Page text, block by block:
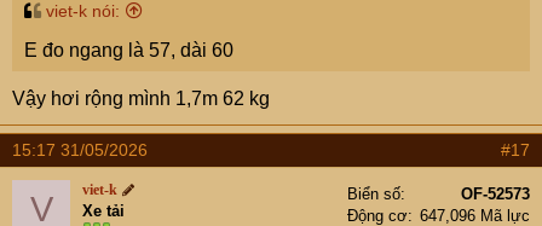
viet-k nói:
E đo ngang là 57, dài 60
Vậy hơi rộng mình 1,7m 62 kg
15:17 31/05/2026 #17
V viet-k
Xe tải
Biển số
OF-52573
Động cơ
647,096 Mã lực